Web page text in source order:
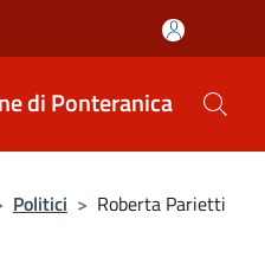
di Ponteranica
Politici > Roberta Parietti